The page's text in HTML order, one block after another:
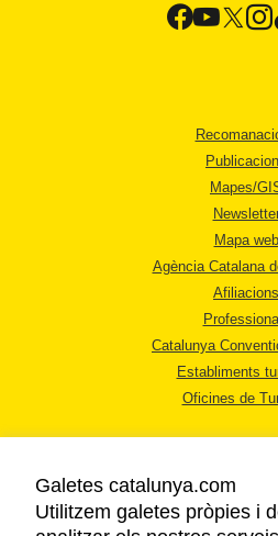
Mapes/
Mapa web
Agència Catalana
Afiliacions
Catalunya
Establiments
Oficines de
Galetes catalunya.com
Utilitzem galetes pròpies i